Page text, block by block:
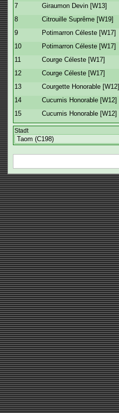
7
Giraumon Devin [W13]
8
Citrouille Suprême [W19]
9
Potimarron Céleste [W17]
10
Potimarron Céleste [W17]
11
Courge Céleste [W17]
12
Courge Céleste [W17]
13
Courgette Honorable [W12]
14
Cucumis Honorable [W12]
15
Cucumis Honorable [W12]
Stadt